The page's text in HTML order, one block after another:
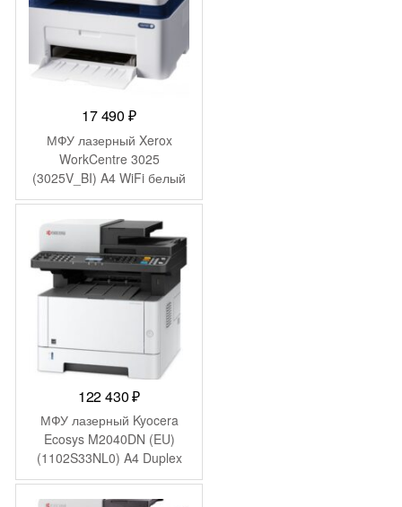
17 490₽
МФУ лазерный Xerox
WorkCentre 3025
(3025V_BI) A4 WiFi белый
122 430₽
МФУ лазерный Kyocera
Ecosys M2040DN (EU)
(1102S33NL0) A4 Duplex
белый